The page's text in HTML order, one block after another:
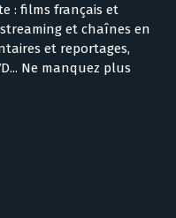
: films français et
et chaînes en
et reportages,
Ne manquez plus